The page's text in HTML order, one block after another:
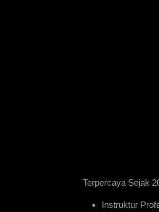
Terpercaya Sejak
Instruktur